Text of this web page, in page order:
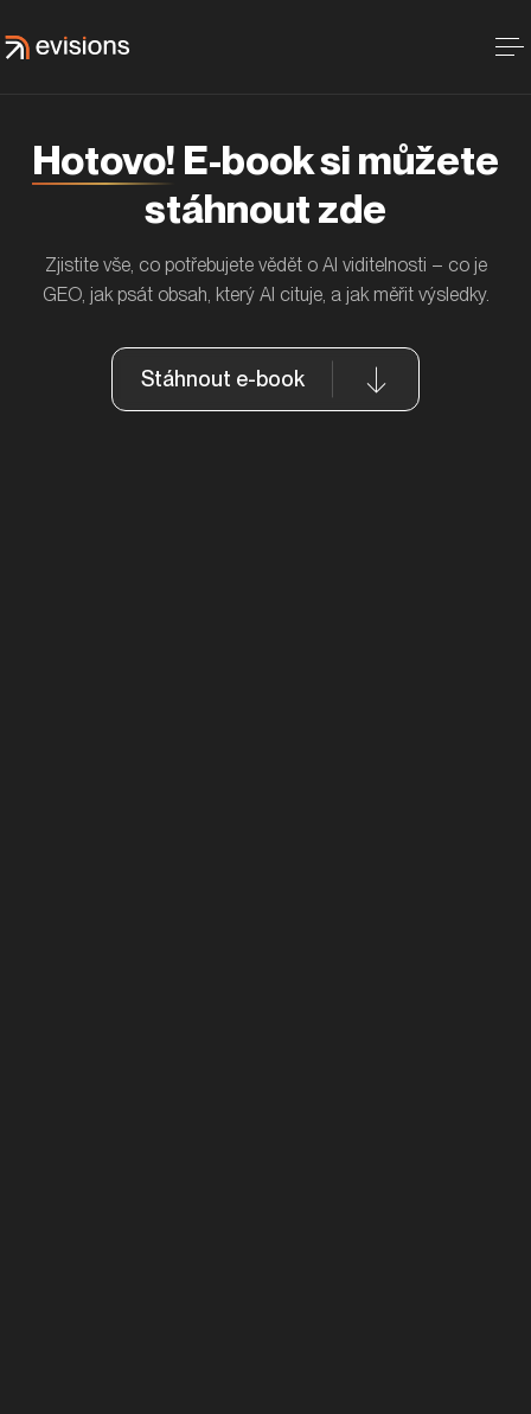
Hotovo! E-book si můžete
stáhnout zde
Zjistite vše, co potřebujete vědět o AI viditelnosti – co je
GEO, jak psát obsah, který AI cituje, a jak měřit výsledky.
Stáhnout e-book